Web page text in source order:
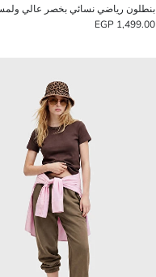
بنطلون رياضي نسائي بخصر عالي
1,499.00 EGP